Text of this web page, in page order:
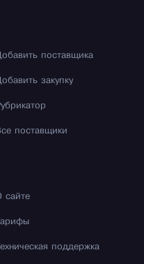
поставщика
закупку
поставщики
сайте
Тарифы
Техническая поддержка